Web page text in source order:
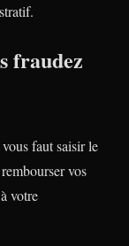
fraudez
faut saisir le
vos
votre